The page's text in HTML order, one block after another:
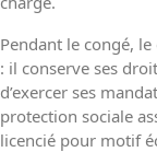
Pendant le congé,
: il conserve ses
d’exercer ses
protection sociale
licencié pour motif